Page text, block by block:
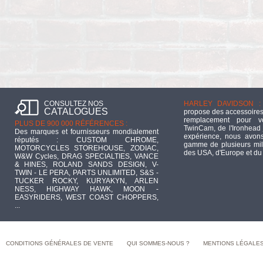
CONSULTEZ NOS
CATALOGUES
PLUS DE 900 000 RÉFÉRENCES :
Des marques et fournisseurs mondialement
réputés : CUSTOM CHROME,
MOTORCYCLES STOREHOUSE, ZODIAC,
W&W Cycles, DRAG SPECIALTIES, VANCE
& HINES, ROLAND SANDS DESIGN, V-
TWIN - LE PERA, PARTS UNLIMITED, S&S -
TUCKER ROCKY, KURYAKYN, ARLEN
NESS, HIGHWAY HAWK, MOON -
EASYRIDERS, WEST COAST CHOPPERS,
...
HARLEY DAVIDSON :
propose des
remplacement pour
TwinCam, de
expérience, nous
gamme de plusieurs
des USA, d'Europe et
CONDITIONS GÉNÉRALES DE VENTE QUI SOMMES-NOUS ? MENTIONS